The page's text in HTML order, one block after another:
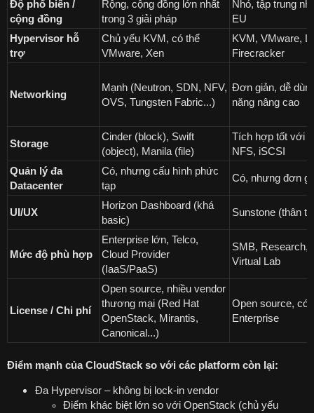
Độ phổ biến /
cộng đồng
Rộng, cộng đồng lớn nhất
trong 3 giải pháp
Nhỏ, tập trung
EU
Hypervisor hỗ
trợ
Chủ yếu KVM, có thể
VMware, Xen
KVM, VMware,
Firecracker
Networking
Mạnh (Neutron, SDN, NFV,
OVS, Tungsten Fabric...)
Đơn giản, dễ
năng nâng cao
Storage
Cinder (block), Swift
(object), Manila (file)
Tích hợp tốt với
NFS, iSCSI
Quản lý đa
Datacenter
Có, nhưng cấu hình phức
tạp
Có, nhưng đơn
UI/UX
Horizon Dashboard (khá
basic)
Sunstone (thân
Mức độ phù hợp
Enterprise lớn, Telco,
Cloud Provider
(IaaS/PaaS)
SMB, Research,
Virtual Lab
License / Chi phí
Open source, nhiều vendor
thương mại (Red Hat
OpenStack, Mirantis,
Canonical...)
Open source, có
Enterprise
Điểm mạnh của CloudStack so với các platform còn lại:
Đa Hypervisor – không bị lock-in vendor
Điểm khác biệt lớn so với OpenStack (chủ yếu